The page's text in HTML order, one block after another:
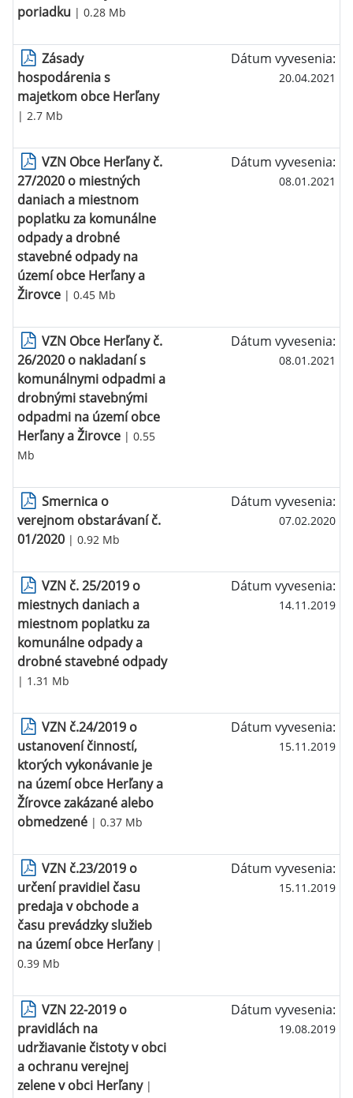
poriadku | 0.28 Mb
Zásady
hospodárenia s
majetkom obce Herľany
| 2.7 Mb
Dátum vyvesenia:
20.04.2021
VZN Obce Herľany č.
27/2020 o miestných
daniach a miestnom
poplatku za komunálne
odpady a drobné
stavebné odpady na
území obce Herľany a
Žirovce | 0.45 Mb
Dátum vyvesenia:
08.01.2021
VZN Obce Herľany č.
26/2020 o nakladaní s
komunálnymi odpadmi a
drobnými stavebnými
odpadmi na území obce
Herľany a Žirovce | 0.55
Mb
Dátum vyvesenia:
08.01.2021
Smernica o
verejnom obstarávaní č.
01/2020 | 0.92 Mb
Dátum vyvesenia:
07.02.2020
VZN č. 25/2019 o
miestnych daniach a
miestnom poplatku za
komunálne odpady a
drobné stavebné odpady
| 1.31 Mb
Dátum vyvesenia:
14.11.2019
VZN č.24/2019 o
ustanovení činností,
ktorých vykonávanie je
na území obce Herľany a
Žírovce zakázané alebo
obmedzené | 0.37 Mb
Dátum vyvesenia:
15.11.2019
VZN č.23/2019 o
určení pravidiel času
predaja v obchode a
času prevádzky služieb
na území obce Herľany|
0.39 Mb
Dátum vyvesenia:
15.11.2019
VZN 22-2019 o
pravidlách na
udržiavanie čistoty v obci
a ochranu verejnej
zelene v obci Herľany|
Dátum vyvesenia:
19.08.2019